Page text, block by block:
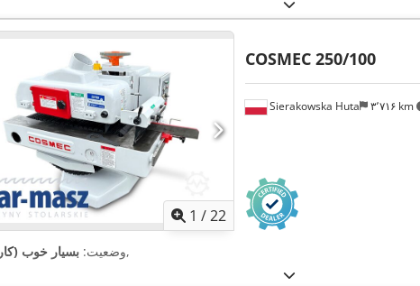
1 /22
Sierakowska Huta ۳٬۷۱۶ km
COSMEC 250/100
وضعیت: بسیار خوب ,